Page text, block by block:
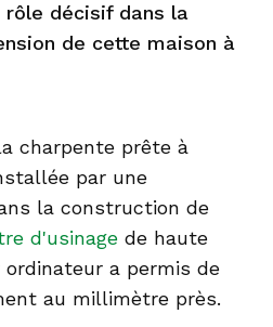
rôle décisif dans la
de cette maison à
charpente prête à
par une
la construction de
d'usinage de haute
a permis de
au millimètre près.